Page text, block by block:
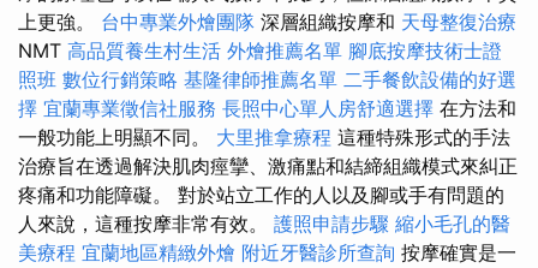
上更強。 台中專業外燴團隊 深層組織按摩和 天母整復治療
NMT 高品質養生村生活 外燴推薦名單 腳底按摩技術士證
照班 數位行銷策略 基隆律師推薦名單 二手餐飲設備的好選
擇 宜蘭專業徵信社服務 長照中心單人房舒適選擇 在方法和
一般功能上明顯不同。 大里推拿療程 這種特殊形式的手法
治療旨在透過解決肌肉痙攣、激痛點和結締組織模式來糾正
疼痛和功能障礙。 對於站立工作的人以及腳或手有問題的
人來說，這種按摩非常有效。 護照申請步驟 縮小毛孔的醫
美療程 宜蘭地區精緻外燴 附近牙醫診所查詢 按摩確實是一